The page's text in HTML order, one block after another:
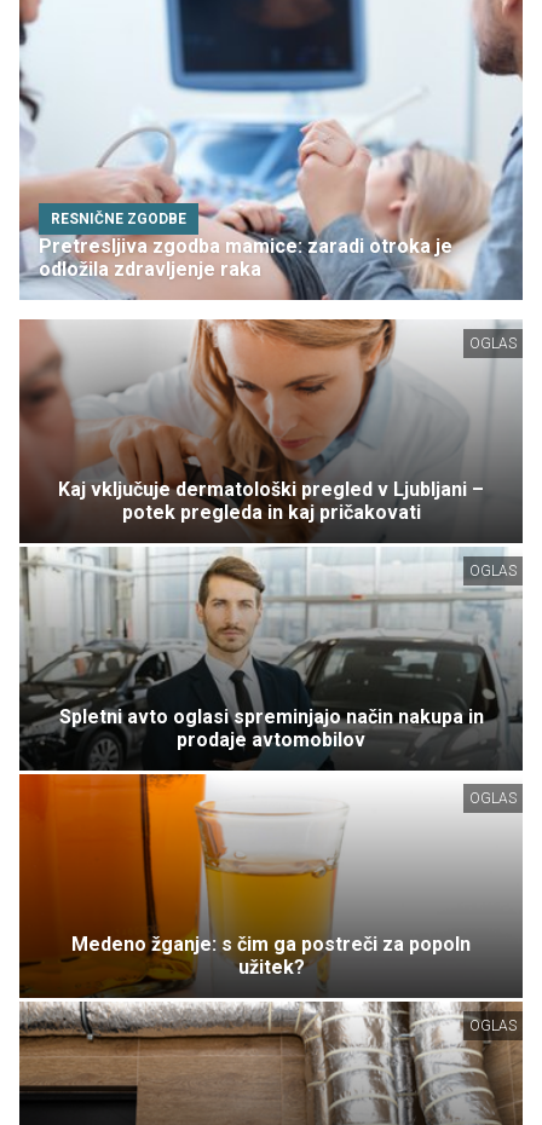
RESNIČNE ZGODBE
Pretresljiva zgodba mamice: zaradi otroka je
odložila zdravljenje raka
OGLAS
Kaj vključuje dermatološki pregled v Ljubljani –
potek pregleda in kaj pričakovati
OGLAS
Spletni avto oglasi spreminjajo način nakupa in
prodaje avtomobilov
OGLAS
Medeno žganje: s čim ga postreči za popoln
užitek?
OGLAS